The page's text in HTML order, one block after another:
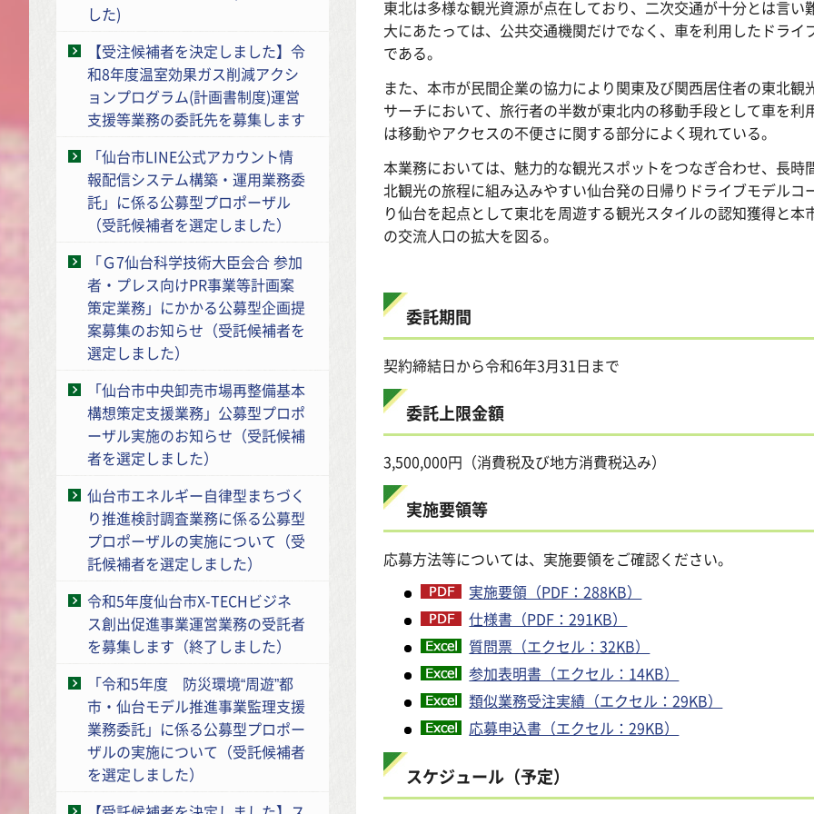
した)
【受注候補者を決定しました】令
和8年度温室効果ガス削減アクシ
ョンプログラム(計画書制度)運営
支援等業務の委託先を募集します
「仙台市LINE公式アカウント情
報配信システム構築・運用業務委
託」に係る公募型プロポーザル
（受託候補者を選定しました）
「Ｇ7仙台科学技術大臣会合 参加
者・プレス向けPR事業等計画案
策定業務」にかかる公募型企画提
案募集のお知らせ（受託候補者を
選定しました）
「仙台市中央卸売市場再整備基本
構想策定支援業務」公募型プロポ
ーザル実施のお知らせ（受託候補
者を選定しました）
仙台市エネルギー自律型まちづく
り推進検討調査業務に係る公募型
プロポーザルの実施について（受
託候補者を選定しました）
令和5年度仙台市X-TECHビジネ
ス創出促進事業運営業務の受託者
を募集します（終了しました）
「令和5年度 防災環境“周遊”都
市・仙台モデル推進事業監理支援
業務委託」に係る公募型プロポー
ザルの実施について（受託候補者
を選定しました）
東北は多様な観光資源が点在しており、二次交通が十分とは言
大にあたっては、公共交通機関だけでなく、車を利用したドラ
である。
また、本市が民間企業の協力により関東及び関西居住者の東北
サーチにおいて、旅行者の半数が東北内の移動手段として車を
は移動やアクセスの不便さに関する部分によく現れている。
本業務においては、魅力的な観光スポットをつなぎ合わせ、長
北観光の旅程に組み込みやすい仙台発の日帰りドライブモデル
り仙台を起点として東北を周遊する観光スタイルの認知獲得と
の交流人口の拡大を図る。
委託期間
契約締結日から令和6年3月31日まで
委託上限金額
3,500,000円（消費税及び地方消費税込み）
実施要領等
応募方法等については、実施要領をご確認ください。
実施要領（PDF：288KB）
仕様書（PDF：291KB）
質問票（エクセル：32KB）
参加表明書（エクセル：14KB）
類似業務受注実績（エクセル：29KB）
応募申込書（エクセル：29KB）
スケジュール（予定）